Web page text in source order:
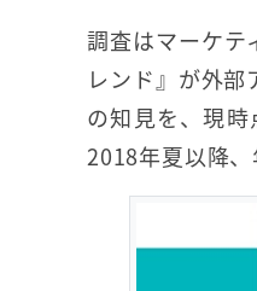
調査はマーケテ
レンド』が外
の知見を、現
2018年夏以降、